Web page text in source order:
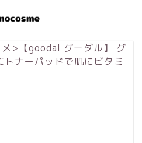
> 【goodal グーダル】 グ
トナーパッドで肌にビタミ